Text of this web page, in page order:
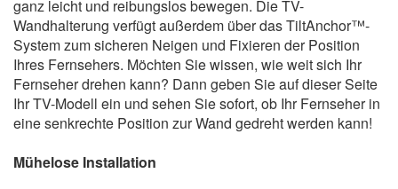
ganz leicht und reibungslos bewegen. Die TV-
Wandhalterung verfügt außerdem über das TiltAnchor™-
System zum sicheren Neigen und Fixieren der Position
Ihres Fernsehers. Möchten Sie wissen, wie weit sich Ihr
Fernseher drehen kann? Dann geben Sie auf dieser Seite
Ihr TV-Modell ein und sehen Sie sofort, ob Ihr Fernseher in
eine senkrechte Position zur Wand gedreht werden kann!
Mühelose Installation